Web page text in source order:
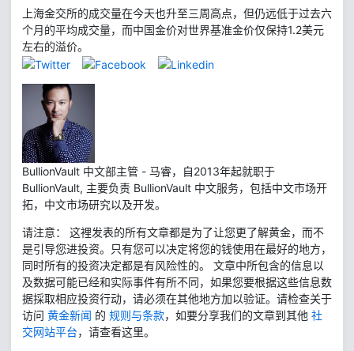
上海金交所的成交量在今天也升至三周高点，但仍远低于过去六
个月的平均成交量，而中国金价对世界基准金价仅保持1.2美元
左右的溢价。
BullionVault 中文部主管 - 马睿，自2013年起就职于
BullionVault, 主要负责 BullionVault 中文服务，包括中文市场开
拓，中文市场研究以及开发。
请注意： 这裡发表的所有文章都是为了让您更了解黄金，而不
是引导您进投资。只有您可以决定将您的钱使用在最好的地方，
同时所有的投资决定都是有风险性的。 文章中所包含的信息以
及数据可能已经和实际事件有所不同，如果您要根据这些信息数
据採取相应投资行动，请必须在其他地方加以验证。请检查关于
访问 黄金新闻 的 规则与条款，如要分享我们的文章到其他 社
交网站平台，请查看这里。